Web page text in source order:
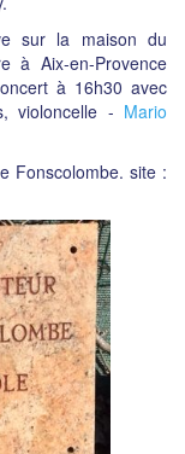
sur la maison du
à Aix-en-Provence
à 16h30 avec
violoncelle - Mario
Fonscolombe. site :